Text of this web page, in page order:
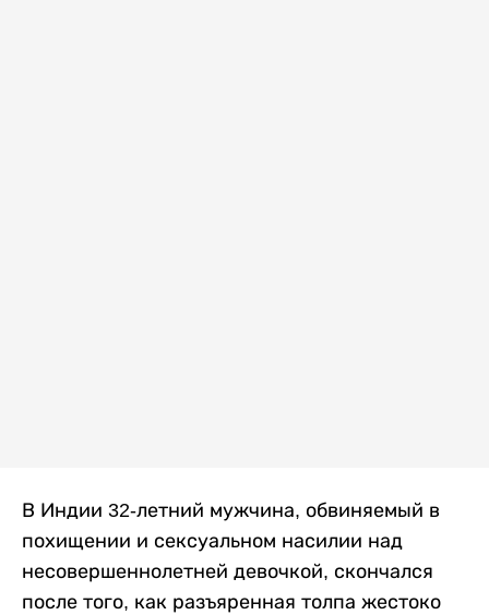
В Индии 32-летний мужчина, обвиняемый в
похищении и сексуальном насилии над
несовершеннолетней девочкой, скончался
после того, как разъяренная толпа жестоко